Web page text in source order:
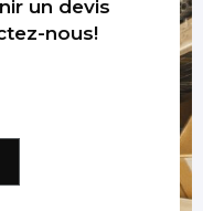
un devis
nous!